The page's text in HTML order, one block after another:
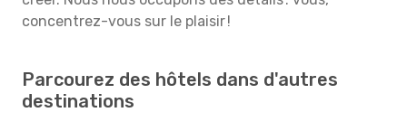
concentrez-vous sur le plaisir !
Parcourez des hôtels dans d'autres
destinations